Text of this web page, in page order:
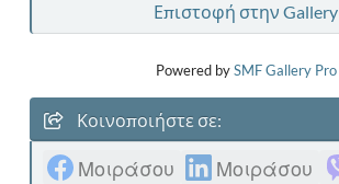
Επιστοφή στην Gallery
Powered bySMF Gallery Pro
Κοινοποιήστε σε:
Μοιράσου Μοιράσου